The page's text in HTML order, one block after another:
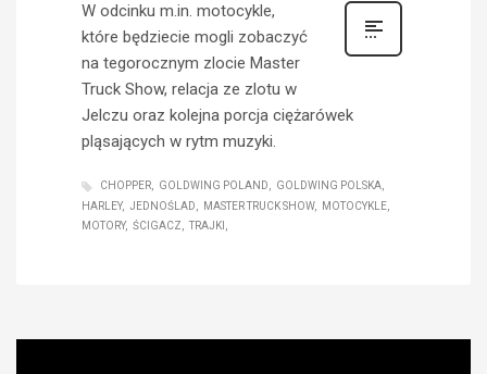
W odcinku m.in. motocykle,
które będziecie mogli zobaczyć
na tegorocznym zlocie Master
Truck Show, relacja ze zlotu w
Jelczu oraz kolejna porcja ciężarówek
pląsających w rytm muzyki.
CHOPPER GOLDWING POLAND
GOLDWING POLSKA
HARLEY
JEDNOŚLAD MASTER TRUCK SHOW
MOTOCYKLE
MOTORY
ŚCIGACZ TRAJKI